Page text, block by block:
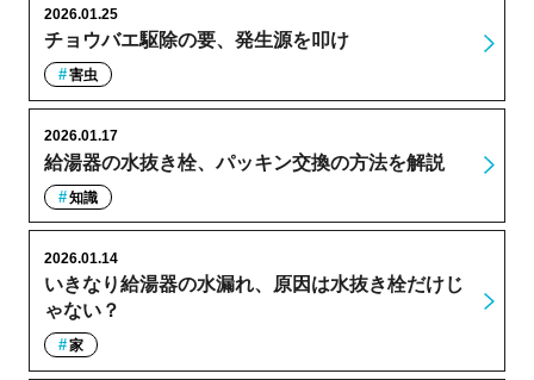
チョウバエ駆除の要、発生源を叩け
2026.01.25
害虫
給湯器の水抜き栓、パッキン交換の方法を解説
2026.01.17
知識
いきなり給湯器の水漏れ、原因は水抜き栓だけじ
ゃない？
2026.01.14
家